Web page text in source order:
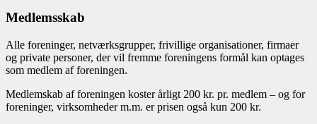
Medlemsskab
Alle foreninger, netværksgrupper, frivillige organisationer, firmaer
og private personer, der vil fremme foreningens formål kan optages
som medlem af foreningen.
Medlemskab af foreningen koster årligt 200 kr. pr. medlem – og for
foreninger, virksomheder m.m. er prisen også kun 200 kr.